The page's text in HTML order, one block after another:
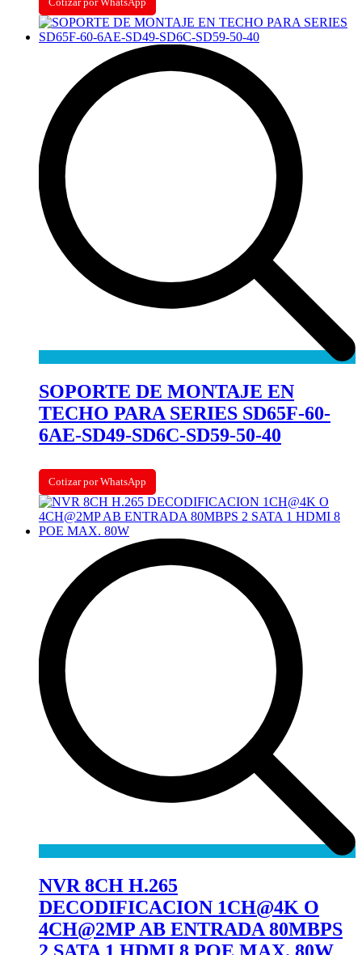
SOPORTE DE MONTAJE EN
TECHO PARA SERIES SD65F-60-
6AE-SD49-SD6C-SD59-50-40
Cotizar por WhatsApp
NVR 8CH H.265
DECODIFICACION 1CH@4K O
4CH@2MP AB ENTRADA 80MBPS